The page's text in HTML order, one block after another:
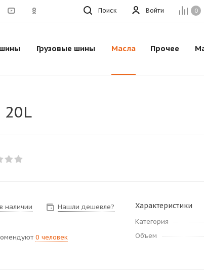
0
Войти
Поиск
Грузовые шины Масла Прочее
20L
наличии Нашли дешевле?
0 человек
Характеристики
Категория
Объем